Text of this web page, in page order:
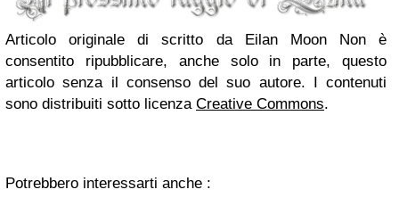
Articolo originale di scritto da Eilan Moon Non è
consentito ripubblicare, anche solo in parte, questo
articolo senza il consenso del suo autore. I contenuti
sono distribuiti sotto licenza Creative Commons.
Potrebbero interessarti anche :